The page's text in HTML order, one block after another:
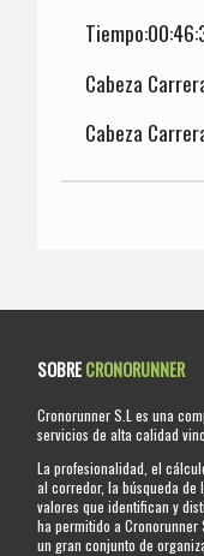
Cabeza
Cabeza
SOBRECRONORUNNER
Cronorunner S.L es una
servicios de alta calidad
La profesionalidad, el
al corredor, la búsqueda
valores que identifican y
ha permitido a
un gran conjunto de